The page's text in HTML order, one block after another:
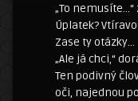
„To
Úplatek?
Zase ty otázky…
„Ale já chci,“
Ten podivný
oči, najednou